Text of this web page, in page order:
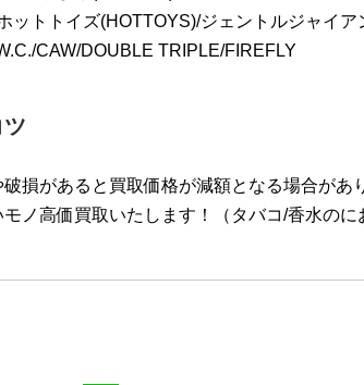
ットトイズ(HOTTOYS)/ジェントルジャイ
CAW/DOUBLE TRIPLE/FIREFLY
損があると買取価格が減額となる場合があ
ノ高価買取いたします！（タバコ/香水の